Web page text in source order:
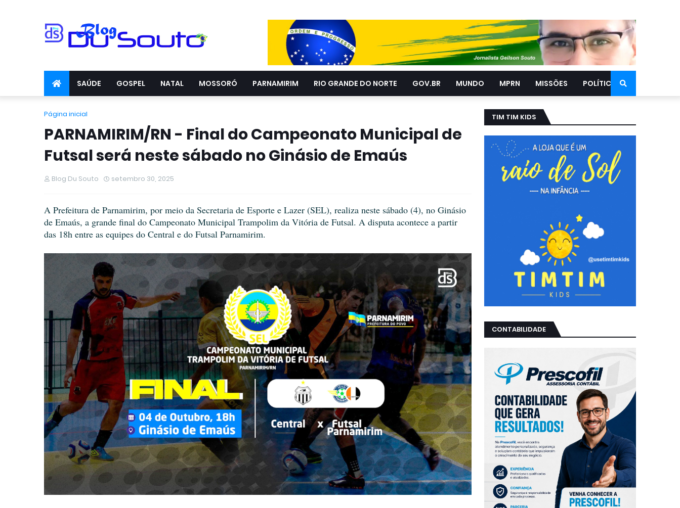
SAÚDE GOSPEL NATAL MOSSORÓ PARNAMIRIM RIO GRANDE DO NORTE GOV.BR MUNDO MPRN MISSÕES POLÍTICA
Página inicial
PARNAMIRIM/RN - Final do Campeonato Municipal de
Futsal será neste sábado no Ginásio de Emaús
Blog Du Souto setembro 30, 2025
A Prefeitura de Parnamirim, por meio da Secretaria de Esporte e Lazer (SEL), realiza neste sábado (4), no Ginásio
de Emaús, a grande final do Campeonato Municipal Trampolim da Vitória de Futsal. A disputa acontece a partir
das 18h entre as equipes do Central e do Futsal Parnamirim.
TIM TIM KIDS
CONTABILIDADE